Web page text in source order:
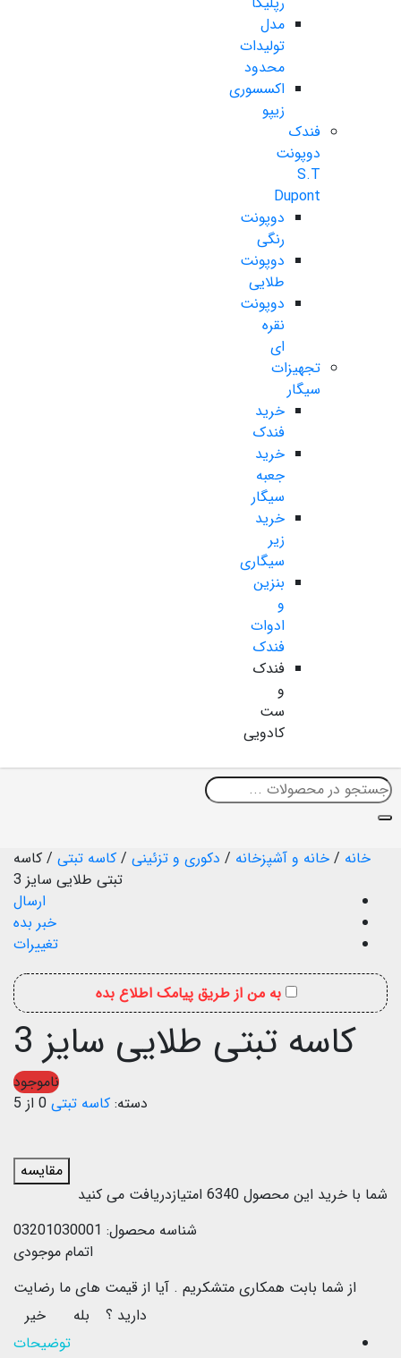
مدل
تولیدات
محدود
اکسسوری
زیپو
فندک
دوپونت
S.T
Dupont
دوپونت
رنگی
دوپونت
طلایی
دوپونت
نقره
ای
تجهیزات
سیگار
خرید
فندک
خرید
جعبه
سیگار
خرید
زیر
سیگاری
بنزین
و
ادوات
فندک
فندک
و
ست
کادویی
خانه / خانه و آشپزخانه / دکوری و تزئینی / کاسه تبتی / کاسه
تبتی طلایی سایز 3
ارسال
خبر بده
تغییرات
به من از طریق پیامک اطلاع بده
کاسه تبتی طلایی سایز 3
ناموجود
دسته: کاسه تبتی 0 از 5
مقایسه
شما با خرید این محصول 6340 امتیازدریافت می کنید
شناسه محصول: 03201030001
اتمام موجودی
از شما بابت همکاری متشکریم . آیا از قیمت های ما رضایت
دارید ؟
بله
خیر
توضیحات